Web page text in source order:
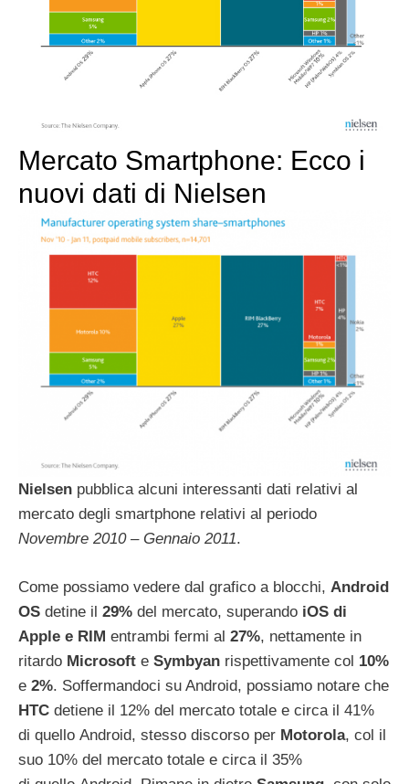
Mercato Smartphone: Ecco i
nuovi dati di Nielsen
Nielsen pubblica alcuni interessanti dati relativi al
mercato degli smartphone relativi al periodo
Novembre 2010 – Gennaio 2011.
Come possiamo vedere dal grafico a blocchi, Android
OS detine il 29% del mercato, superando iOS di
Apple e RIM entrambi fermi al 27%, nettamente in
ritardo Microsoft e Symbyan rispettivamente col 10%
e 2%. Soffermandoci su Android, possiamo notare che
HTC detiene il 12% del mercato totale e circa il 41%
di quello Android, stesso discorso per Motorola, col il
suo 10% del mercato totale e circa il 35%